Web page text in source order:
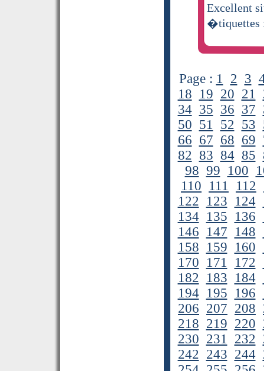
Excellent
�tiquettes
Page : 1 2 3
18 19 20 21
34 35 36 37
50 51 52 53
66 67 68 69
82 83 84 85
98 99 100
110 111 112
122 123 124
134 135 136
146 147 148
158 159 160
170 171 172
182 183 184
194 195 196
206 207 208
218 219 220
230 231 232
242 243 244